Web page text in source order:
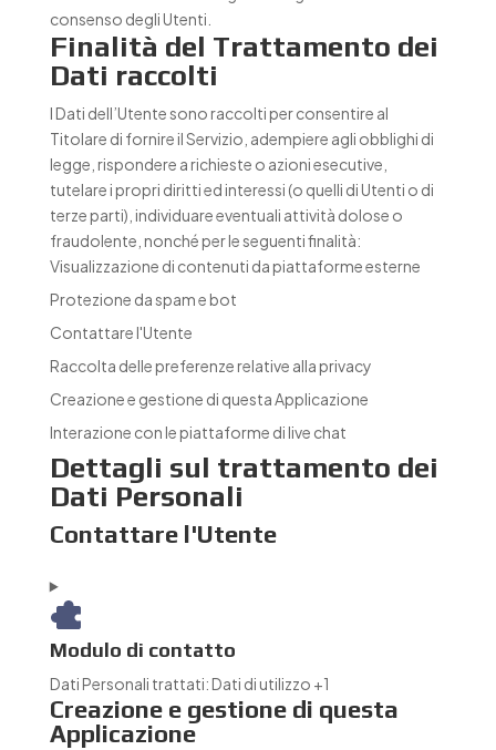
consenso degli Utenti.
Finalità del Trattamento dei
Dati raccolti
I Dati dell’Utente sono raccolti per consentire al
Titolare di fornire il Servizio, adempiere agli obblighi di
legge, rispondere a richieste o azioni esecutive,
tutelare i propri diritti ed interessi (o quelli di Utenti o di
terze parti), individuare eventuali attività dolose o
fraudolente, nonché per le seguenti finalità:
Visualizzazione di contenuti da piattaforme esterne
Protezione da spam e bot
Contattare l'Utente
Raccolta delle preferenze relative alla privacy
Creazione e gestione di questa Applicazione
Interazione con le piattaforme di live chat
Dettagli sul trattamento dei
Dati Personali
Contattare l'Utente
Modulo di contatto
Dati Personali trattati:Dati di utilizzo +1
Creazione e gestione di questa
Applicazione